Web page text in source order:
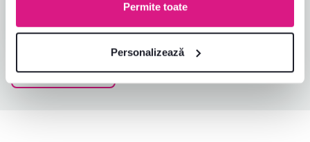
Permite toate
Personalizează
Toate recenziile